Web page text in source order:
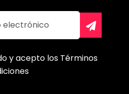
y acepto los Términos